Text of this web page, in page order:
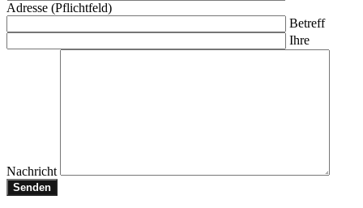
Adresse (Pflichtfeld)
Betreff
Ihre
Nachricht